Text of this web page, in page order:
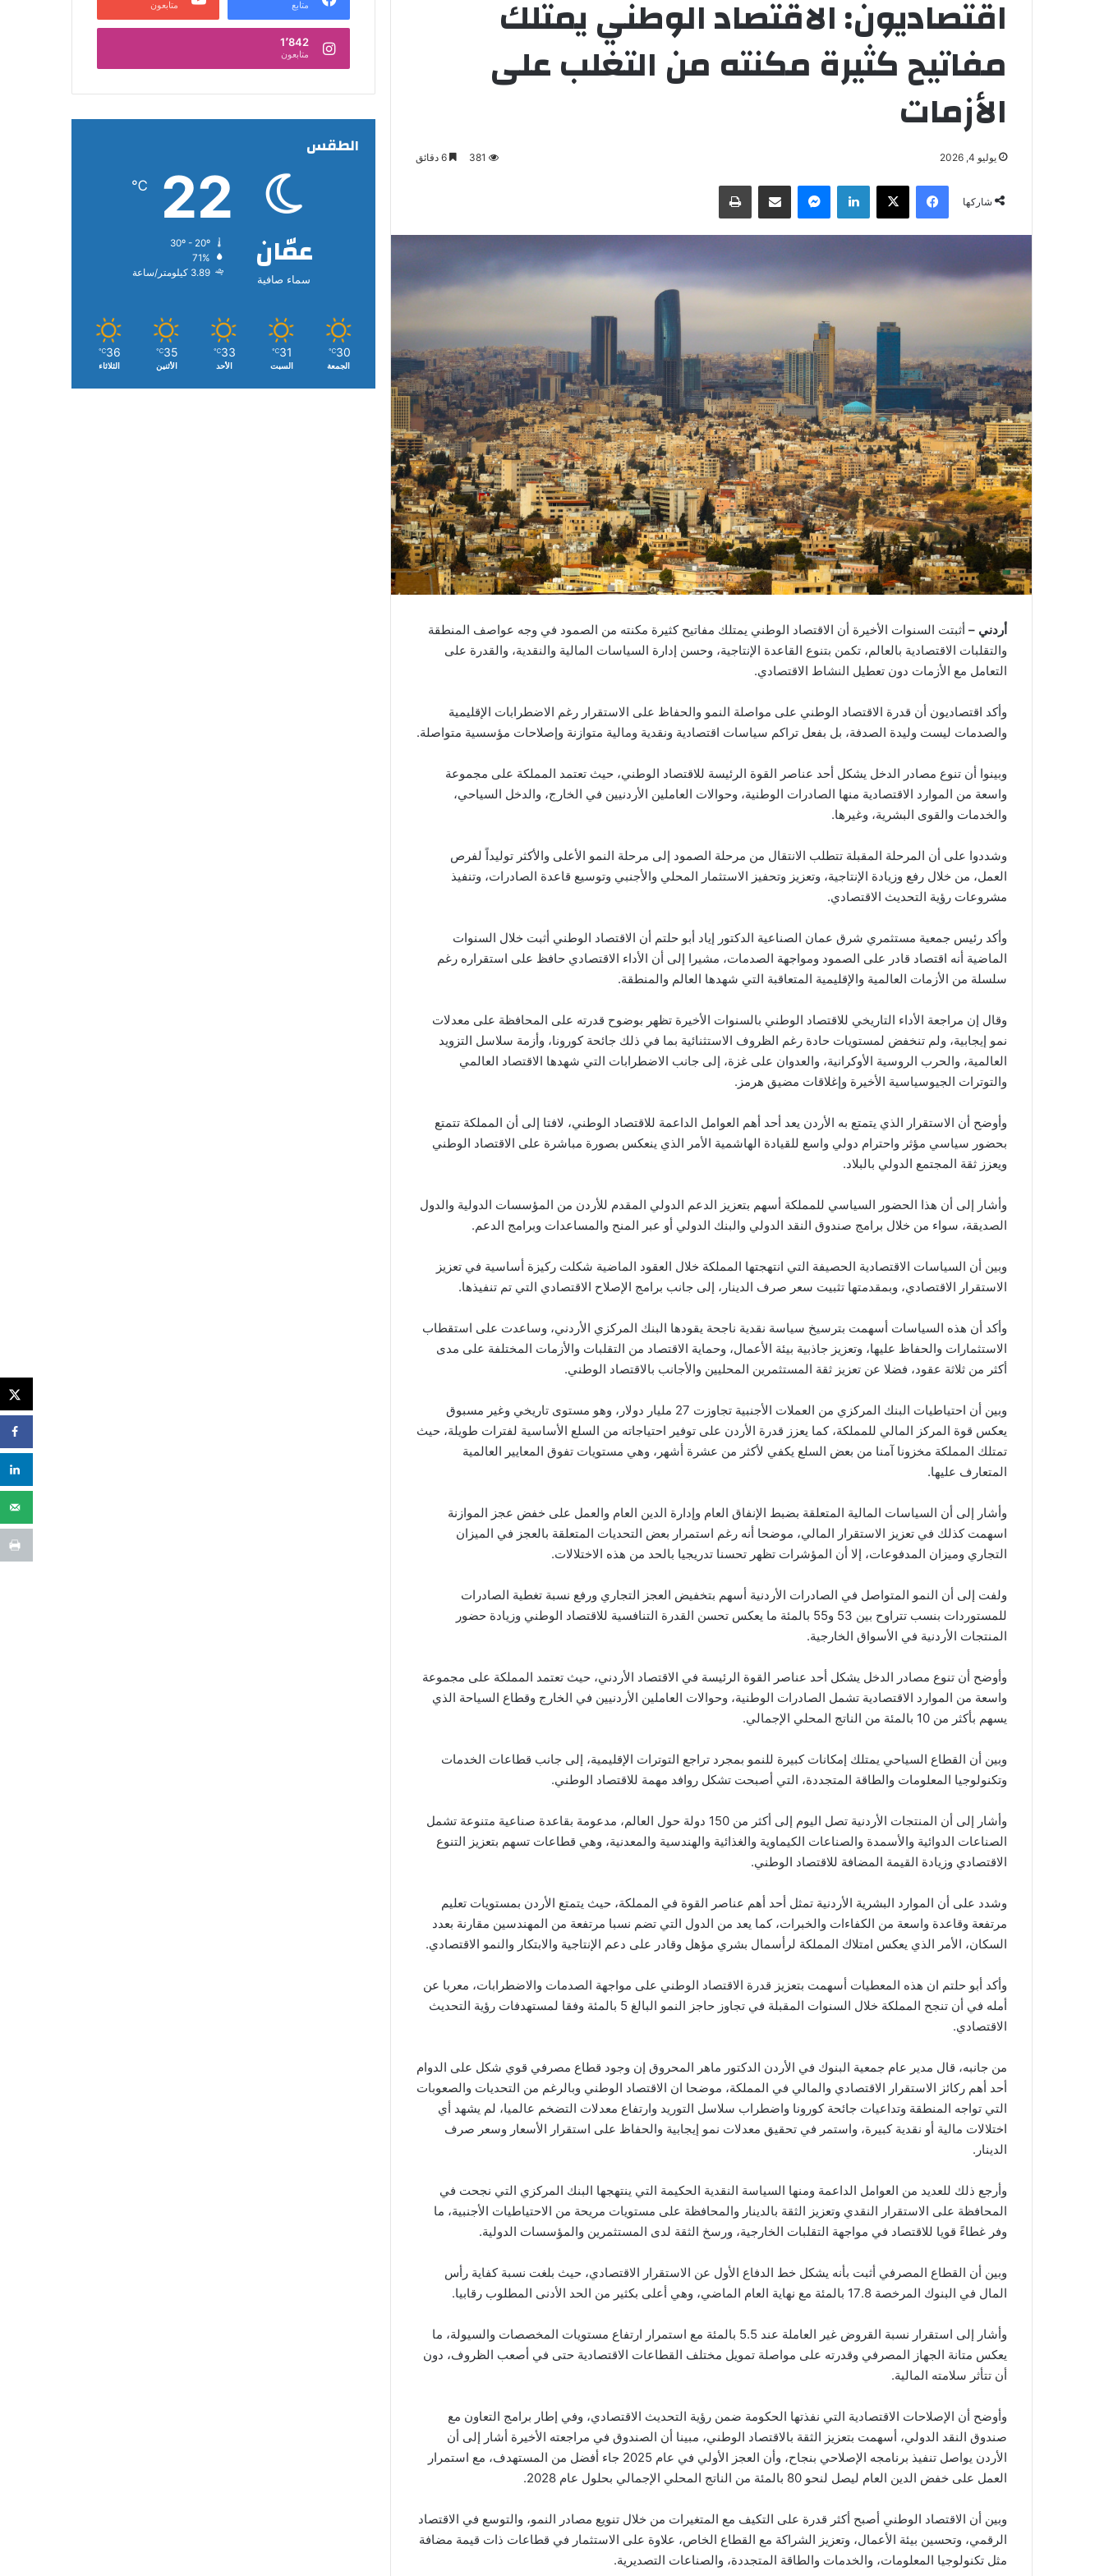
اقتصاديون: الاقتصاد الوطني يمتلك
مفاتيح كثيرة مكنته من التغلب على
الأزمات
يوليو 4, 2026 381
شاركها
فيسبوك لينكدإن
أردني – أثبتت السنوات الأخيرة أن الاقتصاد الوطني يمتلك مفاتيح كثيرة مكنته من الصمود في وجه عواصف المنطقة
والتقلبات الاقتصادية بالعالم، تكمن بتنوع القاعدة الإنتاجية، وحسن إدارة السياسات المالية والنقدية، والقدرة على
التعامل مع الأزمات دون تعطيل النشاط الاقتصادي.
وأكد اقتصاديون أن قدرة الاقتصاد الوطني على مواصلة النمو والحفاظ على الاستقرار رغم الاضطرابات الإقليمية
والصدمات ليست وليدة الصدفة، بل بفعل تراكم سياسات اقتصادية ونقدية ومالية متوازنة وإصلاحات مؤسسية متواصلة.
وبينوا أن تنوع مصادر الدخل يشكل أحد عناصر القوة الرئيسة للاقتصاد الوطني، حيث تعتمد المملكة على مجموعة
واسعة من الموارد الاقتصادية منها الصادرات الوطنية، وحوالات العاملين الأردنيين في الخارج، والدخل السياحي،
والخدمات والقوى البشرية، وغيرها.
وشددوا على أن المرحلة المقبلة تتطلب الانتقال من مرحلة الصمود إلى مرحلة النمو الأعلى والأكثر توليداً لفرص
العمل، من خلال رفع وزيادة الإنتاجية، وتعزيز وتحفيز الاستثمار المحلي والأجنبي وتوسيع قاعدة الصادرات، وتنفيذ
مشروعات رؤية التحديث الاقتصادي.
وأكد رئيس جمعية مستثمري شرق عمان الصناعية الدكتور إياد أبو حلتم أن الاقتصاد الوطني أثبت خلال السنوات
الماضية أنه اقتصاد قادر على الصمود ومواجهة الصدمات، مشيرا إلى أن الأداء الاقتصادي حافظ على استقراره رغم
سلسلة من الأزمات العالمية والإقليمية المتعاقبة التي شهدها العالم والمنطقة.
وقال إن مراجعة الأداء التاريخي للاقتصاد الوطني بالسنوات الأخيرة تظهر بوضوح قدرته على المحافظة على معدلات
نمو إيجابية، ولم تنخفض لمستويات حادة رغم الظروف الاستثنائية بما في ذلك جائحة كورونا، وأزمة سلاسل التزويد
العالمية، والحرب الروسية الأوكرانية، والعدوان على غزة، إلى جانب الاضطرابات التي شهدها الاقتصاد العالمي
والتوترات الجيوسياسية الأخيرة وإغلاقات مضيق هرمز.
وأوضح أن الاستقرار الذي يتمتع به الأردن يعد أحد أهم العوامل الداعمة للاقتصاد الوطني، لافتا إلى أن المملكة تتمتع
بحضور سياسي مؤثر واحترام دولي واسع للقيادة الهاشمية الأمر الذي ينعكس بصورة مباشرة على الاقتصاد الوطني
ويعزز ثقة المجتمع الدولي بالبلاد.
وأشار إلى أن هذا الحضور السياسي للمملكة أسهم بتعزيز الدعم الدولي المقدم للأردن من المؤسسات الدولية والدول
الصديقة، سواء من خلال برامج صندوق النقد الدولي والبنك الدولي أو عبر المنح والمساعدات وبرامج الدعم.
وبين أن السياسات الاقتصادية الحصيفة التي انتهجتها المملكة خلال العقود الماضية شكلت ركيزة أساسية في تعزيز
الاستقرار الاقتصادي، وبمقدمتها تثبيت سعر صرف الدينار، إلى جانب برامج الإصلاح الاقتصادي التي تم تنفيذها.
وأكد أن هذه السياسات أسهمت بترسيخ سياسة نقدية ناجحة يقودها البنك المركزي الأردني، وساعدت على استقطاب
الاستثمارات والحفاظ عليها، وتعزيز جاذبية بيئة الأعمال، وحماية الاقتصاد من التقلبات والأزمات المختلفة على مدى
أكثر من ثلاثة عقود، فضلا عن تعزيز ثقة المستثمرين المحليين والأجانب بالاقتصاد الوطني.
وبين أن احتياطيات البنك المركزي من العملات الأجنبية تجاوزت 27 مليار دولار، وهو مستوى تاريخي وغير مسبوق
يعكس قوة المركز المالي للمملكة، كما يعزز قدرة الأردن على توفير احتياجاته من السلع الأساسية لفترات طويلة، حيث
تمتلك المملكة مخزونا آمنا من بعض السلع يكفي لأكثر من عشرة أشهر، وهي مستويات تفوق المعايير العالمية
المتعارف عليها.
وأشار إلى أن السياسات المالية المتعلقة بضبط الإنفاق العام وإدارة الدين العام والعمل على خفض عجز الموازنة
اسهمت كذلك في تعزيز الاستقرار المالي، موضحا أنه رغم استمرار بعض التحديات المتعلقة بالعجز في الميزان
التجاري وميزان المدفوعات، إلا أن المؤشرات تظهر تحسنا تدريجيا بالحد من هذه الاختلالات.
ولفت إلى أن النمو المتواصل في الصادرات الأردنية أسهم بتخفيض العجز التجاري ورفع نسبة تغطية الصادرات
للمستوردات بنسب تتراوح بين 53 و55 بالمئة ما يعكس تحسن القدرة التنافسية للاقتصاد الوطني وزيادة حضور
المنتجات الأردنية في الأسواق الخارجية.
وأوضح أن تنوع مصادر الدخل يشكل أحد عناصر القوة الرئيسة في الاقتصاد الأردني، حيث تعتمد المملكة على مجموعة
واسعة من الموارد الاقتصادية تشمل الصادرات الوطنية، وحوالات العاملين الأردنيين في الخارج وقطاع السياحة الذي
يسهم بأكثر من 10 بالمئة من الناتج المحلي الإجمالي.
وبين أن القطاع السياحي يمتلك إمكانات كبيرة للنمو بمجرد تراجع التوترات الإقليمية، إلى جانب قطاعات الخدمات
وتكنولوجيا المعلومات والطاقة المتجددة، التي أصبحت تشكل روافد مهمة للاقتصاد الوطني.
وأشار إلى أن المنتجات الأردنية تصل اليوم إلى أكثر من 150 دولة حول العالم، مدعومة بقاعدة صناعية متنوعة تشمل
الصناعات الدوائية والأسمدة والصناعات الكيماوية والغذائية والهندسية والمعدنية، وهي قطاعات تسهم بتعزيز التنوع
الاقتصادي وزيادة القيمة المضافة للاقتصاد الوطني.
وشدد على أن الموارد البشرية الأردنية تمثل أحد أهم عناصر القوة في المملكة، حيث يتمتع الأردن بمستويات تعليم
مرتفعة وقاعدة واسعة من الكفاءات والخبرات، كما يعد من الدول التي تضم نسبا مرتفعة من المهندسين مقارنة بعدد
السكان، الأمر الذي يعكس امتلاك المملكة لرأسمال بشري مؤهل وقادر على دعم الإنتاجية والابتكار والنمو الاقتصادي.
وأكد أبو حلتم ان هذه المعطيات أسهمت بتعزيز قدرة الاقتصاد الوطني على مواجهة الصدمات والاضطرابات، معربا عن
أمله في أن تنجح المملكة خلال السنوات المقبلة في تجاوز حاجز النمو البالغ 5 بالمئة وفقا لمستهدفات رؤية التحديث
الاقتصادي.
من جانبه، قال مدير عام جمعية البنوك في الأردن الدكتور ماهر المحروق إن وجود قطاع مصرفي قوي شكل على الدوام
أحد أهم ركائز الاستقرار الاقتصادي والمالي في المملكة، موضحا ان الاقتصاد الوطني وبالرغم من التحديات والصعوبات
التي تواجه المنطقة وتداعيات جائحة كورونا واضطراب سلاسل التوريد وارتفاع معدلات التضخم عالميا، لم يشهد أي
اختلالات مالية أو نقدية كبيرة، واستمر في تحقيق معدلات نمو إيجابية والحفاظ على استقرار الأسعار وسعر صرف
الدينار.
وأرجع ذلك للعديد من العوامل الداعمة ومنها السياسة النقدية الحكيمة التي ينتهجها البنك المركزي التي نجحت في
المحافظة على الاستقرار النقدي وتعزيز الثقة بالدينار والمحافظة على مستويات مريحة من الاحتياطيات الأجنبية، ما
وفر غطاءً قويا للاقتصاد في مواجهة التقلبات الخارجية، ورسخ الثقة لدى المستثمرين والمؤسسات الدولية.
وبين أن القطاع المصرفي أثبت بأنه يشكل خط الدفاع الأول عن الاستقرار الاقتصادي، حيث بلغت نسبة كفاية رأس
المال في البنوك المرخصة 17.8 بالمئة مع نهاية العام الماضي، وهي أعلى بكثير من الحد الأدنى المطلوب رقابيا.
وأشار إلى استقرار نسبة القروض غير العاملة عند 5.5 بالمئة مع استمرار ارتفاع مستويات المخصصات والسيولة، ما
يعكس متانة الجهاز المصرفي وقدرته على مواصلة تمويل مختلف القطاعات الاقتصادية حتى في أصعب الظروف، دون
أن تتأثر سلامته المالية.
وأوضح أن الإصلاحات الاقتصادية التي نفذتها الحكومة ضمن رؤية التحديث الاقتصادي، وفي إطار برامج التعاون مع
صندوق النقد الدولي، أسهمت بتعزيز الثقة بالاقتصاد الوطني، مبينا أن الصندوق في مراجعته الأخيرة أشار إلى أن
الأردن يواصل تنفيذ برنامجه الإصلاحي بنجاح، وأن العجز الأولي في عام 2025 جاء أفضل من المستهدف، مع استمرار
العمل على خفض الدين العام ليصل لنحو 80 بالمئة من الناتج المحلي الإجمالي بحلول عام 2028.
وبين أن الاقتصاد الوطني أصبح أكثر قدرة على التكيف مع المتغيرات من خلال تنويع مصادر النمو، والتوسع في الاقتصاد
الرقمي، وتحسين بيئة الأعمال، وتعزيز الشراكة مع القطاع الخاص، علاوة على الاستثمار في قطاعات ذات قيمة مضافة
مثل تكنولوجيا المعلومات، والخدمات والطاقة المتجددة، والصناعات التصديرية.
متابع متابعون
1٬842
متابعون
الطقس
عمّان
سماء صافية
22
℃
71%
3.89 كيلومتر/ساعة
30
℃
الجمعة
31
℃
السبت
33
℃
الأحد
35
℃
الأثنين
36
℃
الثلاثاء